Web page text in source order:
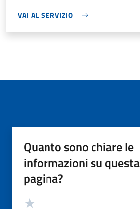
VAI AL SERVIZIO
Quanto sono chiare le
informazioni su questa
pagina?
Valutazione